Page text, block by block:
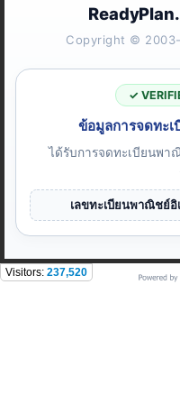
Copyright ©
✓
ข้อมูลการจดทะ
ได้รับการจดทะเบียนพา
เลขทะเบียนพาณิชย์อิ
Visitors: 237,520